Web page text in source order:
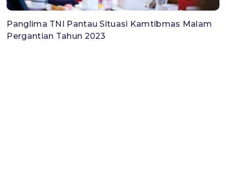
Panglima TNI Pantau Situasi Kamtibmas Malam
Pergantian Tahun 2023